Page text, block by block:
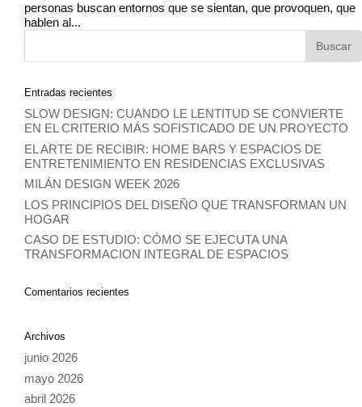
personas buscan entornos que se sientan, que provoquen, que
hablen al...
Entradas recientes
SLOW DESIGN: CUANDO LE LENTITUD SE CONVIERTE
EN EL CRITERIO MÁS SOFISTICADO DE UN PROYECTO
EL ARTE DE RECIBIR: HOME BARS Y ESPACIOS DE
ENTRETENIMIENTO EN RESIDENCIAS EXCLUSIVAS
MILÁN DESIGN WEEK 2026
LOS PRINCIPIOS DEL DISEÑO QUE TRANSFORMAN UN
HOGAR
CASO DE ESTUDIO: CÓMO SE EJECUTA UNA
TRANSFORMACION INTEGRAL DE ESPACIOS
Comentarios recientes
Archivos
junio 2026
mayo 2026
abril 2026